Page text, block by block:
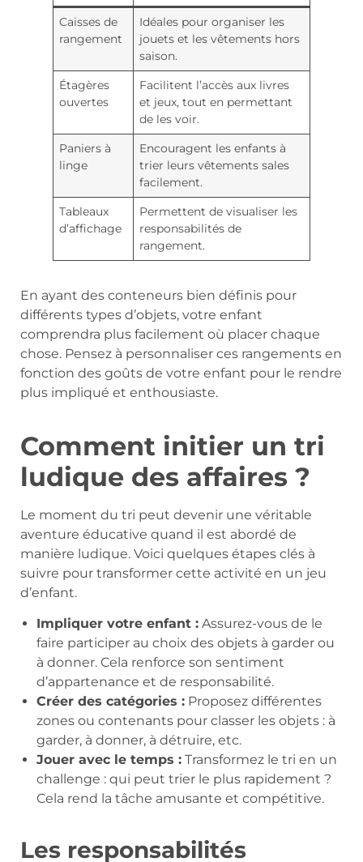
Caisses de
rangement
Idéales pour organiser les
jouets et les vêtements hors
saison.
Étagères
ouvertes
Facilitent l’accès aux livres
et jeux, tout en permettant
de les voir.
Paniers à
linge
Encouragent les enfants à
trier leurs vêtements sales
facilement.
Tableaux
d’affichage
Permettent de visualiser les
responsabilités de
rangement.
En ayant des conteneurs bien définis pour
différents types d’objets, votre enfant
comprendra plus facilement où placer chaque
chose. Pensez à personnaliser ces rangements en
fonction des goûts de votre enfant pour le rendre
plus impliqué et enthousiaste.
Comment initier un tri
ludique des affaires ?
Le moment du tri peut devenir une véritable
aventure éducative quand il est abordé de
manière ludique. Voici quelques étapes clés à
suivre pour transformer cette activité en un jeu
d’enfant.
Impliquer votre enfant : Assurez-vous de le
faire participer au choix des objets à garder ou
à donner. Cela renforce son sentiment
d’appartenance et de responsabilité.
Créer des catégories : Proposez différentes
zones ou contenants pour classer les objets : à
garder, à donner, à détruire, etc.
Jouer avec le temps : Transformez le tri en un
challenge : qui peut trier le plus rapidement ?
Cela rend la tâche amusante et compétitive.
Les responsabilités